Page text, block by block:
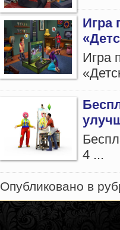
Игра
Игра
4 ...
Опубликовано в